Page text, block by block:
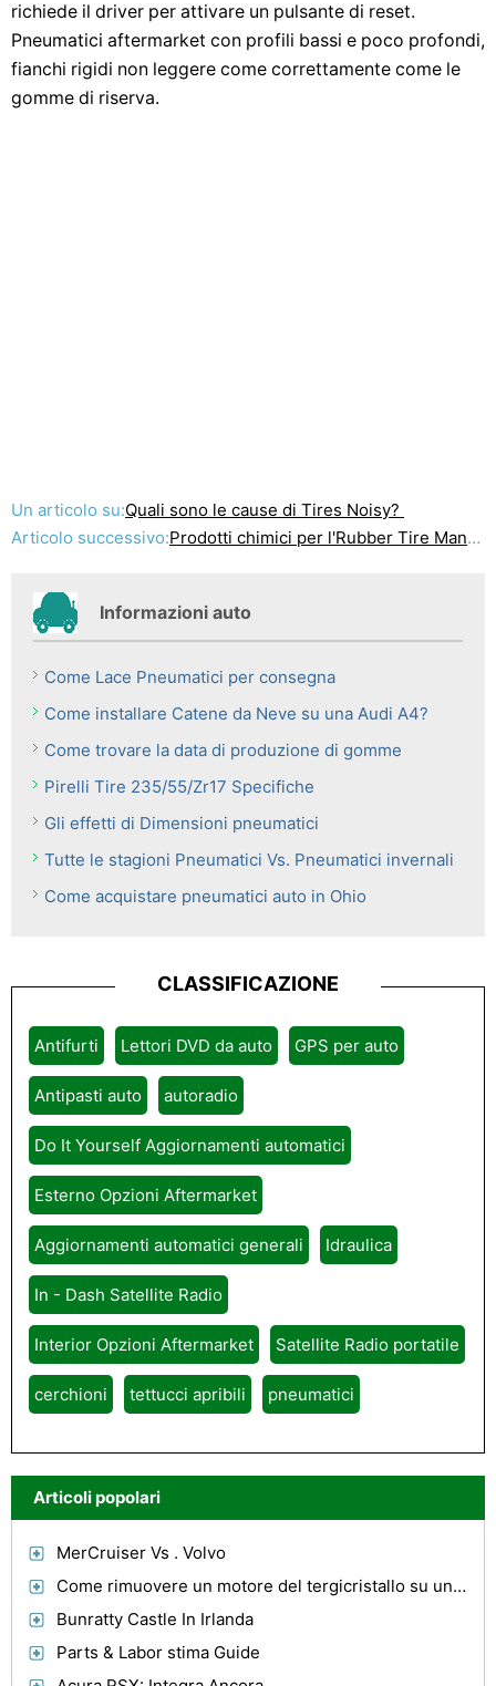
richiede il driver per attivare un pulsante di reset.
Pneumatici aftermarket con profili bassi e poco profondi,
fianchi rigidi non leggere come correttamente come le
gomme di riserva.
Un articolo su:Quali sono le cause di Tires Noisy?
Articolo successivo:Prodotti chimici per l'Rubber Tire Manufacturing
Informazioni auto
Come Lace Pneumatici per consegna
Come installare Catene da Neve su una Audi A4?
Come trovare la data di produzione di gomme
Pirelli Tire 235/55/Zr17 Specifiche
Gli effetti di Dimensioni pneumatici
Tutte le stagioni Pneumatici Vs. Pneumatici invernali
Come acquistare pneumatici auto in Ohio
CLASSIFICAZIONE
Antifurti Lettori DVD da auto GPS per auto
Antipasti auto autoradio
Do It Yourself Aggiornamenti automatici
Esterno Opzioni Aftermarket
Aggiornamenti automatici generali Idraulica
In - Dash Satellite Radio
Interior Opzioni Aftermarket Satellite Radio portatile
cerchioni tettucci apribili pneumatici
Articoli popolari
MerCruiser Vs . Volvo
Come rimuovere un motore del tergicristallo su una Chevy Kodiak
Bunratty Castle In Irlanda
Parts & Labor stima Guide